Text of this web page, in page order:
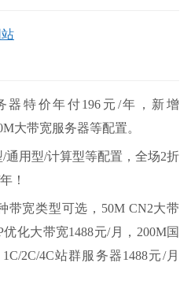
器特价年付196元/年，新增
大带宽服务器等配置。
通用型/计算型等配置，全场2折
！
带宽类型可选，50M CN2大带
化大带宽1488元/月，200M国
2C/4C站群服务器1488元/月